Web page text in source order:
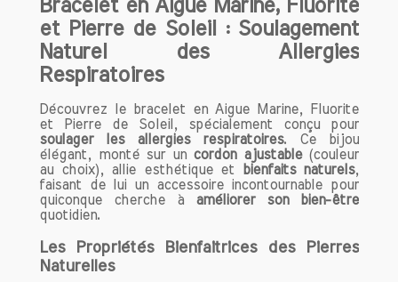
Nos bracelets sont non seulement des
accessoires tendance, mais aussi des
outils puissants pour améliorer votre
qualité de vie.
En portant nos bracelets, vous pouvez
profiter d’un équilibre émotionnel, d’une
clarté d’esprit et d’un sentiment de bien-
être général. Que vous cherchiez à
réduire le stress, à augmenter votre
énergie ou à renforcer votre confiance
en vous, notre gamme de bracelets
Comment porter vos bracelets de
Bracelet en Aigue Marine, Fluorite
et Pierre de Soleil : Soulagement
Naturel des Allergies
Respiratoires
Découvrez le bracelet en Aigue Marine, Fluorite
et Pierre de Soleil, spécialement conçu pour
soulager les allergies respiratoires. Ce bijou
élégant, monté sur un cordon ajustable(couleur
au choix), allie esthétique et
bienfaits naturels,
faisant de lui un accessoire incontournable pour
quiconque cherche à améliorer son bien-être
quotidien.
Les Propriétés Bienfaitrices des Pierres
Naturelles